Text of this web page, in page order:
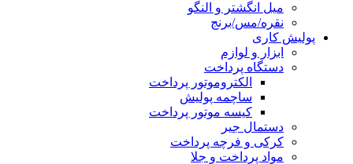
میل انگشتر و النگو
نقره/مس/برنج
پولیش کاری
ابزار و لوازم
دستگاه پرداخت
الکتروموتور پرداخت
ساچمه پولیش
کیسه موتور پرداخت
دستمال جیر
کرکی و فرچه پرداخت
مواد پرداخت و جلا